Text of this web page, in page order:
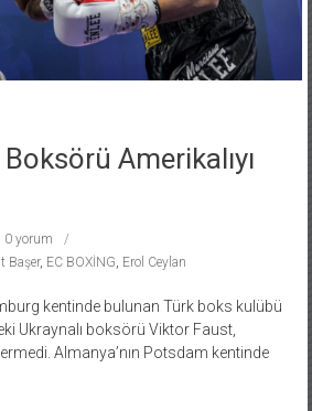
Amerikalıyı
0 yorum
Başer, EC BOXİNG, Erol Ceylan
kentinde bulunan Türk boks kulübü
Ukraynalı boksörü Viktor Faust,
Almanya’nın Potsdam kentinde